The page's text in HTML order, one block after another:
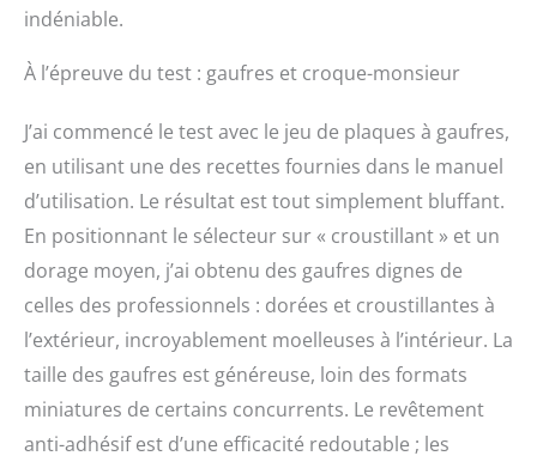
indéniable.
À l’épreuve du test : gaufres et croque-monsieur
J’ai commencé le test avec le jeu de plaques à gaufres,
en utilisant une des recettes fournies dans le manuel
d’utilisation. Le résultat est tout simplement bluffant.
En positionnant le sélecteur sur « croustillant » et un
dorage moyen, j’ai obtenu des gaufres dignes de
celles des professionnels : dorées et croustillantes à
l’extérieur, incroyablement moelleuses à l’intérieur. La
taille des gaufres est généreuse, loin des formats
miniatures de certains concurrents. Le revêtement
anti-adhésif est d’une efficacité redoutable ; les